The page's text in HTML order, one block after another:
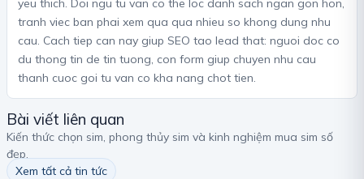
yeu thich. Doi ngu tu van co the loc danh sach ngan gon hon,
tranh viec ban phai xem qua qua nhieu so khong dung nhu
cau. Cach tiep can nay giup SEO tao lead that: nguoi doc co
du thong tin de tin tuong, con form giup chuyen nhu cau
thanh cuoc goi tu van co kha nang chot tien.
Bài viết liên quan
Kiến thức chọn sim, phong thủy sim và kinh nghiệm mua sim số
đẹp.
Xem tất cả tin tức